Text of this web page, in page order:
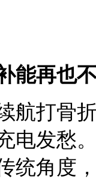
能再也
航打骨
电发愁
统角度